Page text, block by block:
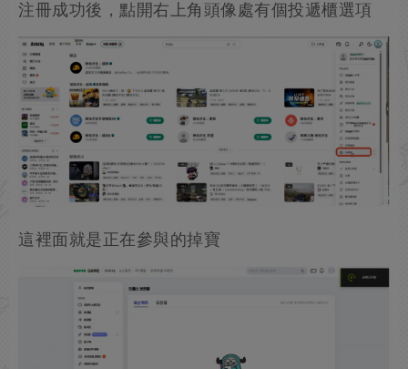
注冊成功後，點開右上角頭像處有個投遞櫃選項
這裡面就是正在參與的掉寶